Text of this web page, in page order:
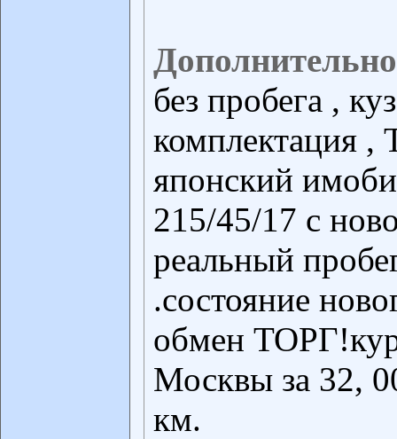
без пробега ,
комплектация
японский
215/45/17 с
реальный
.состояние
обмен
Москвы за 32,
км.